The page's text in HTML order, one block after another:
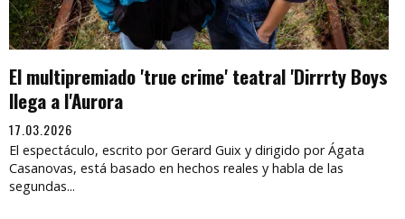
El multipremiado 'true crime' teatral 'Dirrrty Boys
llega a l'Aurora
17.03.2026
El espectáculo, escrito por Gerard Guix y dirigido por Ágata
Casanovas, está basado en hechos reales y habla de las
segundas...